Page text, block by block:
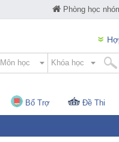
Phòng học
Bổ Trợ Đề Thi